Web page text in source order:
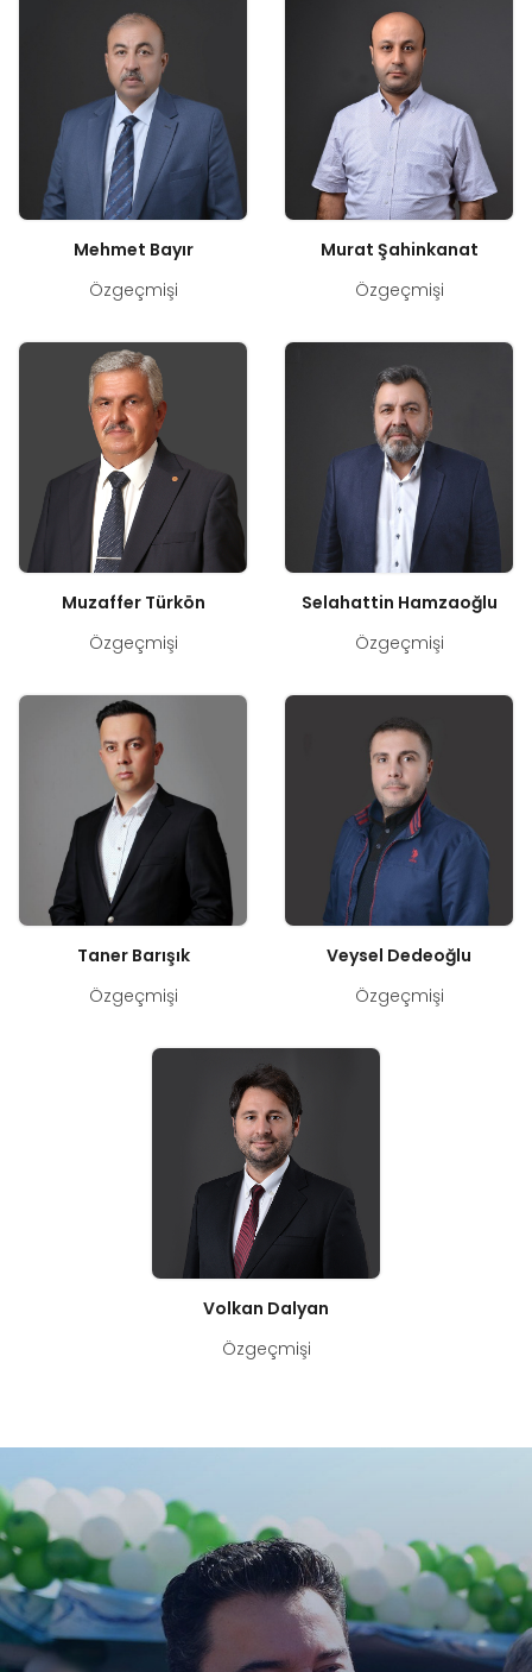
Mehmet Bayır
Özgeçmişi
Murat Şahinkanat
Özgeçmişi
Muzaffer Türkön
Özgeçmişi
Selahattin Hamzaoğlu
Özgeçmişi
Taner Barışık
Özgeçmişi
Veysel Dedeoğlu
Özgeçmişi
Volkan Dalyan
Özgeçmişi